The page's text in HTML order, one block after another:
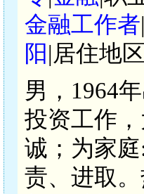
金融工作者
阳|居住地
男，1964
投资工作
诚；为家
责、进取